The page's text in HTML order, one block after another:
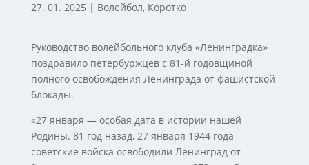
27. 01. 2025 | Волейбол, Коротко
Руководство волейбольного клуба «Ленинградка»
поздравило петербуржцев с 81-й годовщиной
полного освобождения Ленинграда от фашистской
блокады.
«27 января — особая дата в истории нашей
Родины. 81 год назад, 27 января 1944 года
советские войска освободили Ленинград от